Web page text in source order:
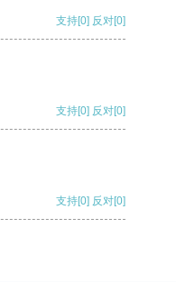
支持[0] 反对[0]
支持[0] 反对[0]
支持[0] 反对[0]